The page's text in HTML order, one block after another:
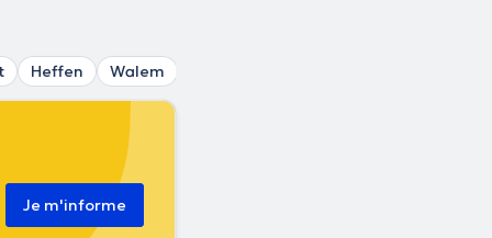
Heffen Walem
Je m'informe